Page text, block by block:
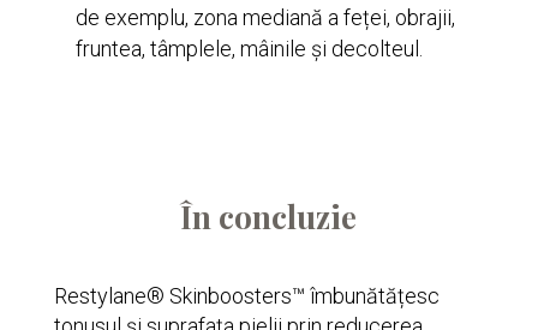
de exemplu, zona mediană a feței, obrajii,
fruntea, tâmplele, mâinile și decolteul.
În concluzie
Restylane® Skinboosters™ îmbunătățesc